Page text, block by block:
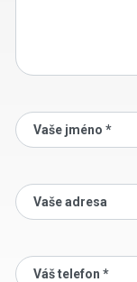
Vaše jméno *
Vaše adresa
Váš telefon *